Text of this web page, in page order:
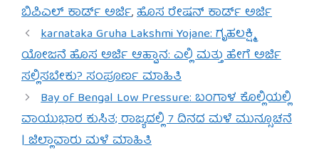
ಬಿಪಿಎಲ್ ಕಾರ್ಡ್ ಅರ್ಜಿ,ಹೊಸ ರೇಷನ್ ಕಾರ್ಡ್ ಅರ್ಜಿ
karnataka Gruha Lakshmi Yojane: ಗೃಹಲಕ್ಷ್ಮಿ
ಯೋಜನೆ ಹೊಸ ಅರ್ಜಿ ಆಹ್ವಾನ: ಎಲ್ಲಿ ಮತ್ತು ಹೇಗೆ ಅರ್ಜಿ
ಸಲ್ಲಿಸಬೇಕು? ಸಂಪೂರ್ಣ ಮಾಹಿತಿ
Bay of Bengal Low Pressure: ಬಂಗಾಳ ಕೊಲ್ಲಿಯಲ್ಲಿ
ವಾಯುಭಾರ ಕುಸಿತ; ರಾಜ್ಯದಲ್ಲಿ 7 ದಿನದ ಮಳೆ ಮುನ್ಸೂಚನೆ
| ಜಿಲ್ಲಾವಾರು ಮಳೆ ಮಾಹಿತಿ